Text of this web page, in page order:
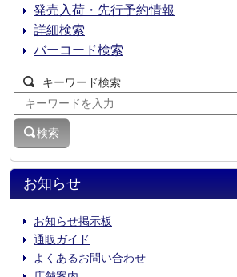
お知らせ
お知らせ掲示板
通販ガイド
よくあるお問い合わせ
発売入荷・先行予約情報
詳細検索
バーコード検索
キーワード検索
検索